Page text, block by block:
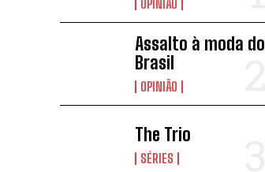
OPINIÃO
Assalto à moda do
Brasil
OPINIÃO
The Trio
SÉRIES